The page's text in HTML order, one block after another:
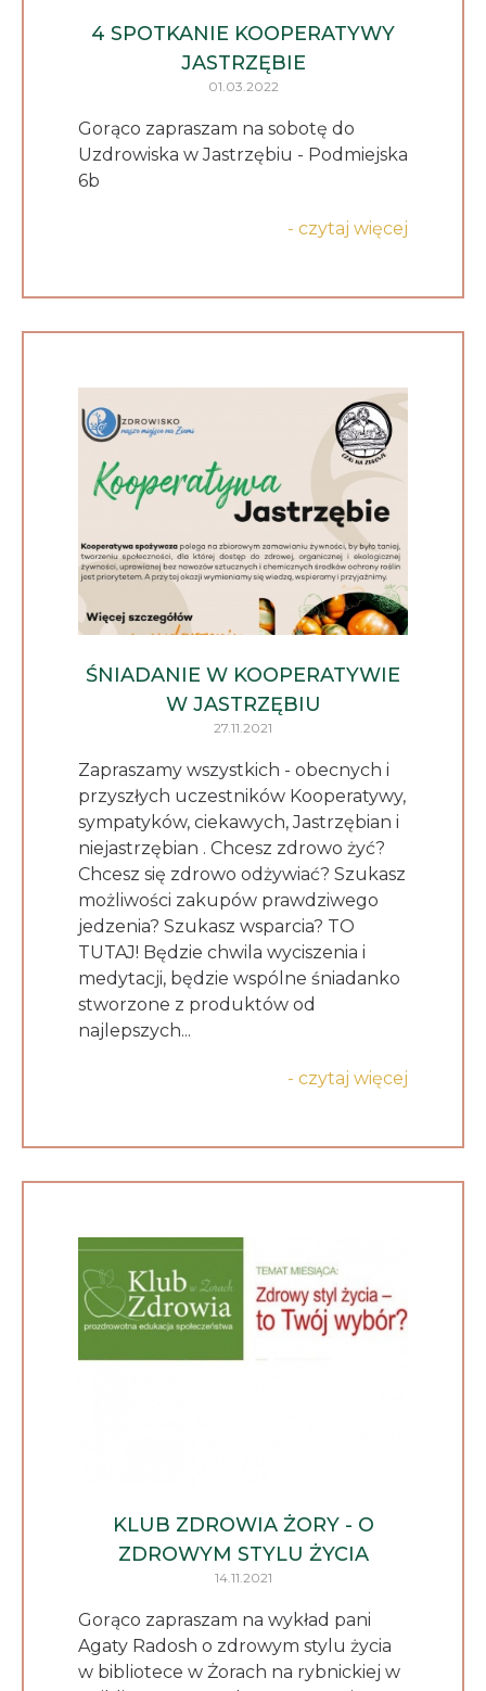
4 SPOTKANIE KOOPERATYWY
JASTRZĘBIE
01.03.2022
Gorąco zapraszam na sobotę do
Uzdrowiska w Jastrzębiu - Podmiejska
6b
- czytaj więcej
ŚNIADANIE W KOOPERATYWIE
W JASTRZĘBIU
27.11.2021
Zapraszamy wszystkich - obecnych i
przyszłych uczestników Kooperatywy,
sympatyków, ciekawych, Jastrzębian i
niejastrzębian . Chcesz zdrowo żyć?
Chcesz się zdrowo odżywiać? Szukasz
możliwości zakupów prawdziwego
jedzenia? Szukasz wsparcia? TO
TUTAJ! Będzie chwila wyciszenia i
medytacji, będzie wspólne śniadanko
stworzone z produktów od
najlepszych...
- czytaj więcej
KLUB ZDROWIA ŻORY - O
ZDROWYM STYLU ŻYCIA
14.11.2021
Gorąco zapraszam na wykład pani
Agaty Radosh o zdrowym stylu życia
w bibliotece w Żorach na rybnickiej w